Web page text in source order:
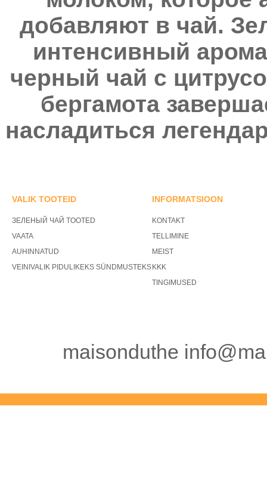
добавляют в чай.
интенсивный
черный чай с
бергамота
насладиться
VALIK TOOTEID
ЗЕЛЕНЫЙ ЧАЙ TOOTED
VAATA
AUHINNATUD
VEINIVALIK PIDULIKEKS SÜNDMUSTEKS
INFORMATSIOON
KONTAKT
TELLIMINE
MEIST
KKK
TINGIMUSED
maisonduthe